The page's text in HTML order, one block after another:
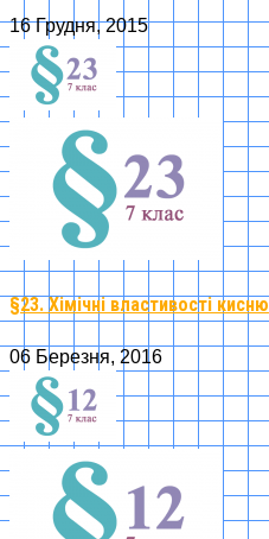
16 Грудня, 2015
§23. Хімічні властивості кисню
06 Березня, 2016